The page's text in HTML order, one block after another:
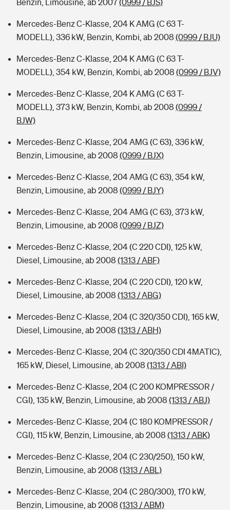
Benzin, Limousine, ab 2007(0999 / BJS)
Mercedes-Benz C-Klasse, 204 K AMG (C 63 T-
MODELL), 336 kW, Benzin, Kombi, ab 2008 (0999 / BJU)
Mercedes-Benz C-Klasse, 204 K AMG (C 63 T-
MODELL), 354 kW, Benzin, Kombi, ab 2008 (0999 / BJV)
Mercedes-Benz C-Klasse, 204 K AMG (C 63 T-
MODELL), 373 kW, Benzin, Kombi, ab 2008 (0999 /
BJW)
Mercedes-Benz C-Klasse, 204 AMG (C 63), 336 kW,
Benzin, Limousine, ab 2008 (0999 / BJX)
Mercedes-Benz C-Klasse, 204 AMG (C 63), 354 kW,
Benzin, Limousine, ab 2008 (0999 / BJY)
Mercedes-Benz C-Klasse, 204 AMG (C 63), 373 kW,
Benzin, Limousine, ab 2008 (0999 / BJZ)
Mercedes-Benz C-Klasse, 204 (C 220 CDI), 125 kW,
Diesel, Limousine, ab 2008 (1313 / ABF)
Mercedes-Benz C-Klasse, 204 (C 220 CDI), 120 kW,
Diesel, Limousine, ab 2008 (1313 / ABG)
Mercedes-Benz C-Klasse, 204 (C 320/350 CDI), 165 kW,
Diesel, Limousine, ab 2008 (1313 / ABH)
Mercedes-Benz C-Klasse, 204 (C 320/350 CDI 4MATIC),
165 kW, Diesel, Limousine, ab 2008 (1313 / ABI)
Mercedes-Benz C-Klasse, 204 (C 200 KOMPRESSOR /
CGI), 135 kW, Benzin, Limousine, ab 2008 (1313 / ABJ)
Mercedes-Benz C-Klasse, 204 (C 180 KOMPRESSOR /
CGI), 115 kW, Benzin, Limousine, ab 2008 (1313 / ABK)
Mercedes-Benz C-Klasse, 204 (C 230/250), 150 kW,
Benzin, Limousine, ab 2008 (1313 / ABL)
Mercedes-Benz C-Klasse, 204 (C 280/300), 170 kW,
Benzin, Limousine, ab 2008 (1313 / ABM)